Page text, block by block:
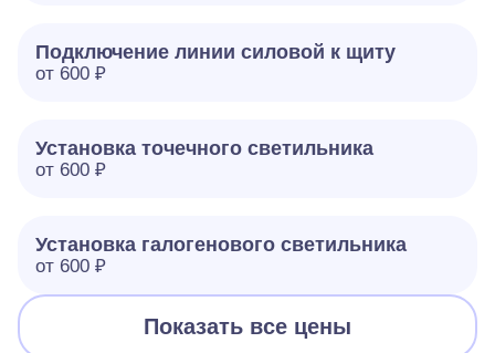
Подключение линии силовой к щиту
от 600 ₽
Установка точечного светильника
от 600 ₽
Установка галогенового светильника
от 600 ₽
Показать все цены